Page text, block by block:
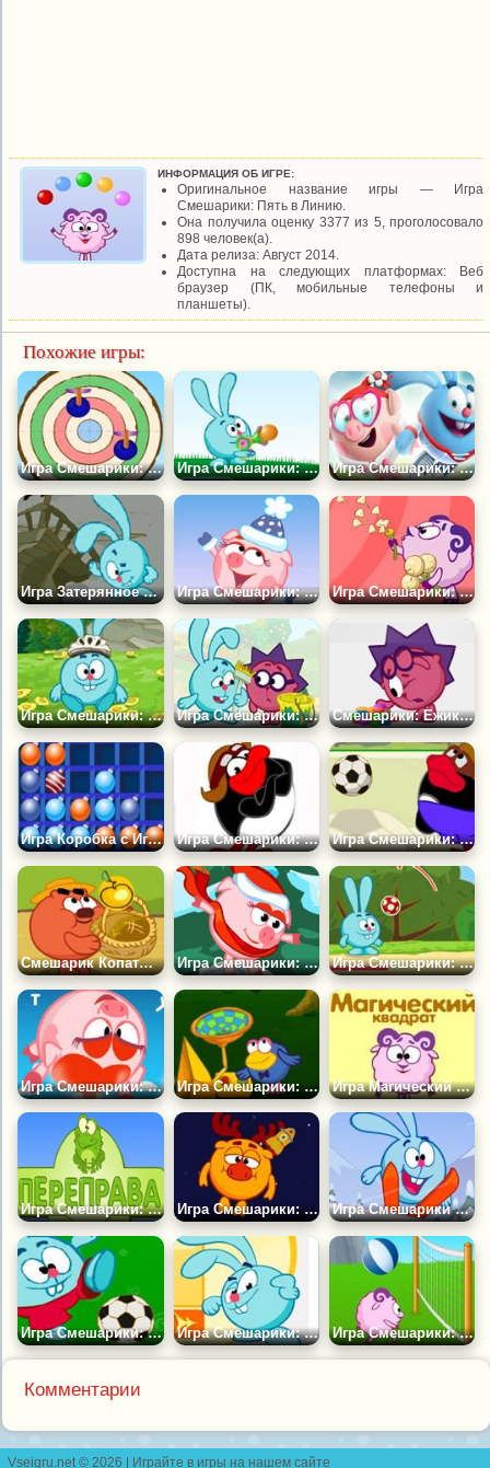
ИНФОРМАЦИЯ ОБ ИГРЕ:
Оригинальное название игры — Игра
Смешарики: Пять в Линию.
Она получила оценку 3377 из 5, проголосовало
898 человек(а).
Дата релиза: Август 2014.
Доступна на следующих платформах: Веб
браузер (ПК, мобильные телефоны и
планшеты).
Похожие игры:
Игра Смешарики: Попади в Цель Игра Смешарики: Меткий Крош Игра Смешарики: Шарарам
Игра Затерянное Сокровище Игра Смешарики: Нюша и Звезды Игра Смешарики: Букет Бараша
Игра Смешарики: Запускарик Игра Смешарики: Ульи Копатыча Смешарики: Ежик Коллекционер
Игра Коробка с Игрушками Игра Смешарики: Паровоз Пина Игра Смешарики: Ленивый Футбол
Смешарик Копатыч: Сбор Урожая Игра Смешарики: Снежная Горка Игра Смешарики: Бросайка
Игра Смешарики: Батут Игра Смешарики: Патефон Игра Магический Квадрат
Игра Смешарики: Переправа Игра Смешарики: Сон Биби Игра Смешарики Крутой Спуск
Игра Смешарики: Вратарики Игра Смешарики: Букварик Игра Смешарики: Волейбол
Комментарии
Vseigru.net © 2026 | Играйте в игры на нашем сайте